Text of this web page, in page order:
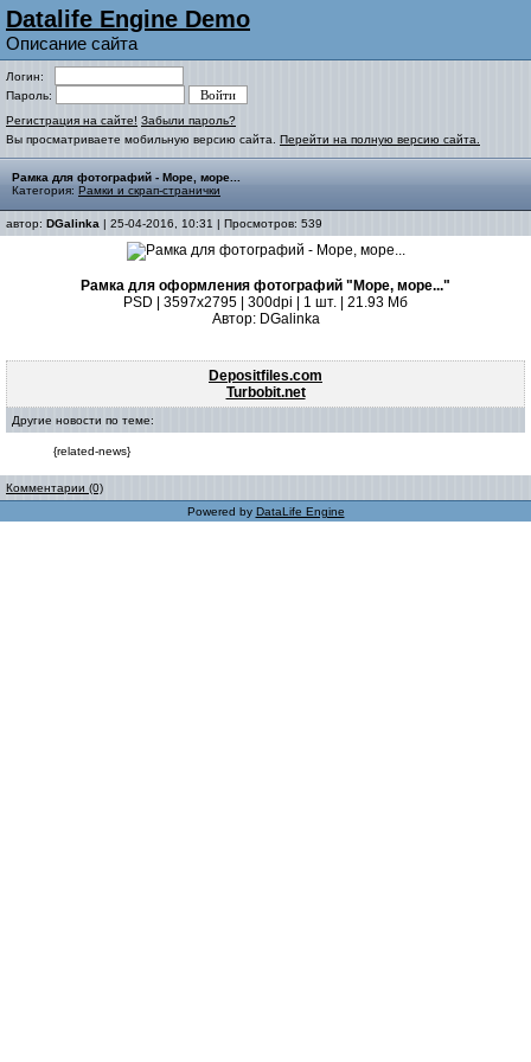
Datalife Engine Demo
Описание сайта
Логин:
Пароль:
Регистрация на сайте! Забыли пароль?
Вы просматриваете мобильную версию сайта. Перейти на полную версию сайта.
Рамка для фотографий - Море, море...
Категория: Рамки и скрап-странички
автор: DGalinka | 25-04-2016, 10:31 | Просмотров: 539
Рамка для оформления фотографий "Море, море..."
PSD | 3597х2795 | 300dpi | 1 шт. | 21.93 Мб
Автор: DGalinka
Depositfiles.com
Turbobit.net
Другие новости по теме:
{related-news}
Комментарии (0)
Powered by DataLife Engine